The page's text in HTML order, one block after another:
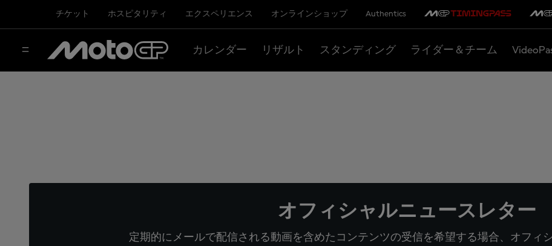
チケット ホスピタリティ エクスペリエンス オンラインショップ Authentics
カレンダー リザルト スタンディング ライダー＆チーム
オフィシャルニュースレター
定期的にメールで配信される動画を含めたコンテンツの受信を希望する場合、オフィ